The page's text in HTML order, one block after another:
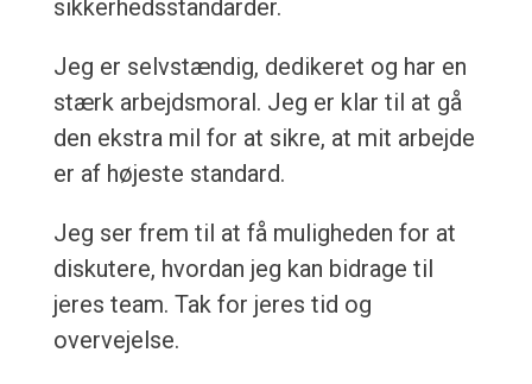
sikkerhedsstandarder.
Jeg er selvstændig, dedikeret og har en
stærk arbejdsmoral. Jeg er klar til at gå
den ekstra mil for at sikre, at mit arbejde
er af højeste standard.
Jeg ser frem til at få muligheden for at
diskutere, hvordan jeg kan bidrage til
jeres team. Tak for jeres tid og
overvejelse.